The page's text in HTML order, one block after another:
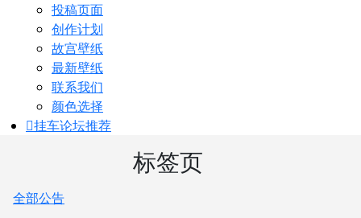
投稿页面
创作计划
故宫壁纸
最新壁纸
联系我们
颜色选择
挂车论坛推荐
标签页
全部公告